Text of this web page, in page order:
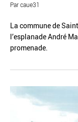
Réinitialiser
Par caue31
La commune de
l’esplanade André
promenade.